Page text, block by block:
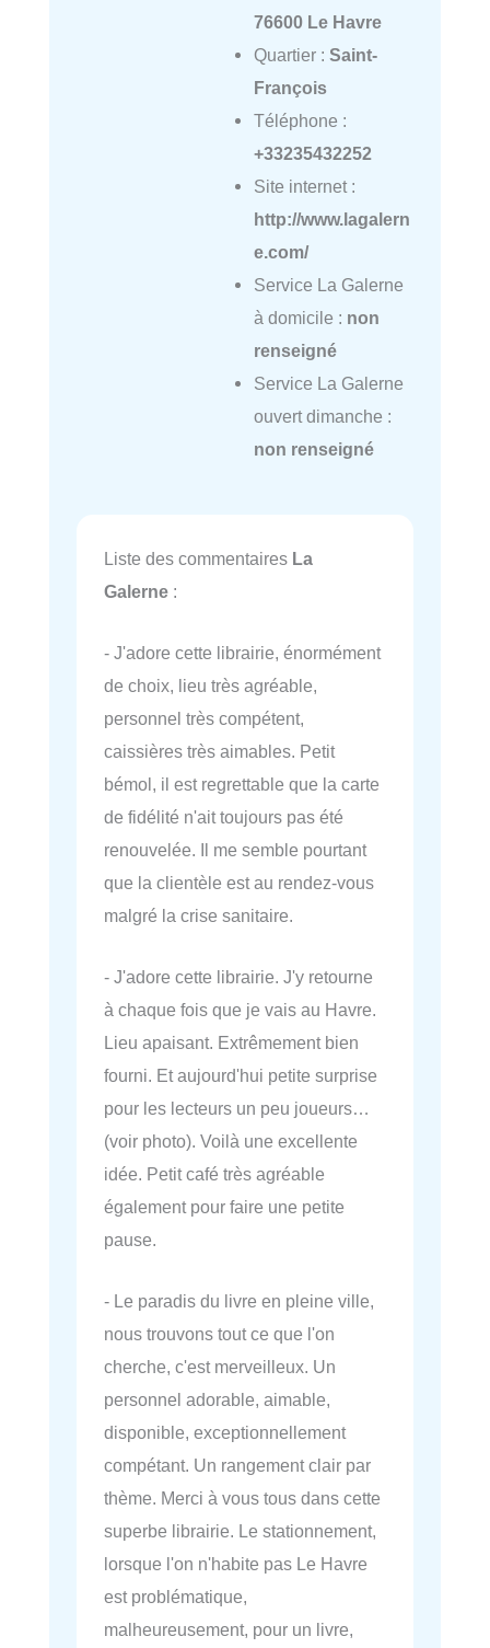
76600 Le Havre
Quartier : Saint-
François
Téléphone :
+33235432252
Site internet :
http://www.lagalern
e.com/
Service La Galerne
à domicile : non
renseigné
Service La Galerne
ouvert dimanche :
non renseigné
Liste des commentaires La
Galerne :
- J'adore cette librairie, énormément
de choix, lieu très agréable,
personnel très compétent,
caissières très aimables. Petit
bémol, il est regrettable que la carte
de fidélité n'ait toujours pas été
renouvelée. Il me semble pourtant
que la clientèle est au rendez-vous
malgré la crise sanitaire.
- J'adore cette librairie. J'y retourne
à chaque fois que je vais au Havre.
Lieu apaisant. Extrêmement bien
fourni. Et aujourd'hui petite surprise
pour les lecteurs un peu joueurs…
(voir photo). Voilà une excellente
idée. Petit café très agréable
également pour faire une petite
pause.
- Le paradis du livre en pleine ville,
nous trouvons tout ce que l'on
cherche, c'est merveilleux. Un
personnel adorable, aimable,
disponible, exceptionnellement
compétant. Un rangement clair par
thème. Merci à vous tous dans cette
superbe librairie. Le stationnement,
lorsque l'on n'habite pas Le Havre
est problématique,
malheureusement, pour un livre,